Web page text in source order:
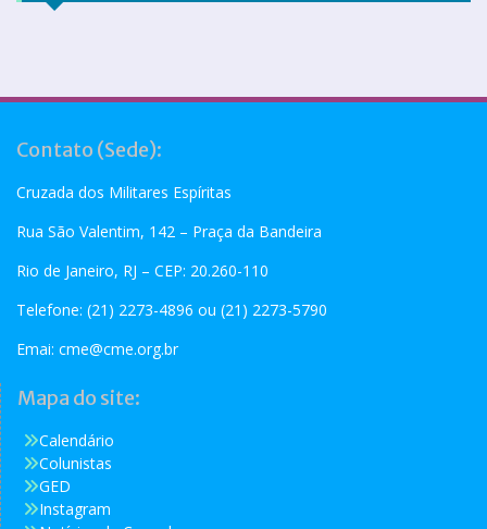
Contato (Sede):
Cruzada dos Militares Espíritas
Rua São Valentim, 142 – Praça da Bandeira
Rio de Janeiro, RJ – CEP: 20.260-110
Telefone: (21) 2273-4896 ou (21) 2273-5790
Emai: cme@cme.org.br
Mapa do site:
Calendário
Colunistas
GED
Instagram